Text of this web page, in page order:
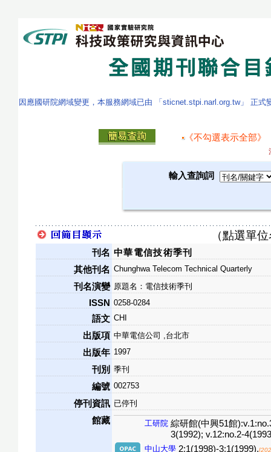
因應國研院網域變更，本服務網域已由 「sticnet.stpi.narl.org.tw」 正
《不勾選表示全部》
輸入查詢詞
（點選單
刊名 中華電信技術季刊
其他刊名 Chunghwa Telecom Technical Quarterly
刊名演變 原題名：電信技術季刊
ISSN 0258-0284
語文 CHI
出版項 中華電信公司 ,台北市
出版年 1997
刊別 季刊
編號 002753
停刊資訊 已停刊
館藏 工研院 綜研館(中興51館
3(1992); v.12:no.2-
中山大學 2:1(1998)-3:1(1999).